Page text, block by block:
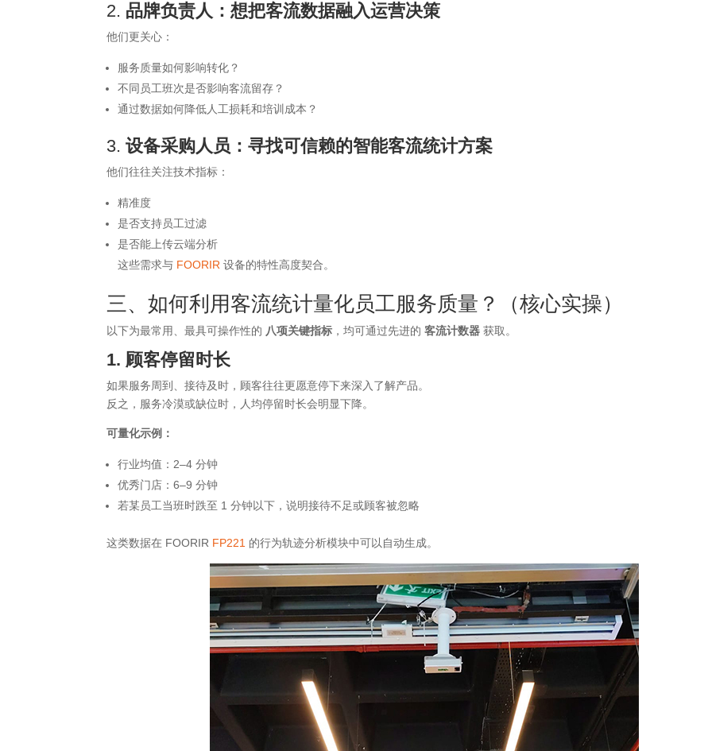
2. 品牌负责人：想把客流数据融入运营决策
他们更关心：
服务质量如何影响转化？
不同员工班次是否影响客流留存？
通过数据如何降低人工损耗和培训成本？
3.设备采购人员：寻找可信赖的智能客流统计方案
他们往往关注技术指标：
精准度
是否支持员工过滤
是否能上传云端分析
这些需求与 FOORIR设备的特性高度契合。
三、如何利用客流统计量化员工服务质量？（核心实操）
以下为最常用、最具可操作性的 八项关键指标 ，均可通过先进的客流计数器 获取。
1. 顾客停留时长
如果服务周到、接待及时，顾客往往更愿意停下来深入了解产品。
反之，服务冷漠或缺位时，人均停留时长会明显下降。
可量化示例：
行业均值：2–4 分钟
优秀门店：6–9 分钟
若某员工当班时跌至 1 分钟以下，说明接待不足或顾客被忽略
这类数据在 FOORIR FP221 的行为轨迹分析模块中可以自动生成。